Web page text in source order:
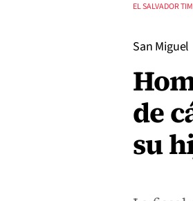
EL SALVADOR
San Miguel
de
su